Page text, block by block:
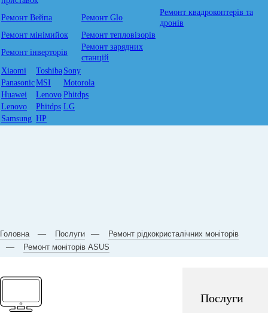
Ремонт Вейпа Ремонт Glo
Ремонт квадрокоптерів та
дронів
Ремонт мiнiмийок
Ремонт тепловізорів
Ремонт інверторів
Ремонт зарядних
станцій
Xiaomi
Toshiba Sony
PanasonicMSI
Motorola
Huawei
Lenovo Phitdps
Lenovo
Phitdps LG
Samsung HP
Головна Послуги
Ремонт рідкокристалічних моніторів
Ремонт моніторів ASUS
Послуги